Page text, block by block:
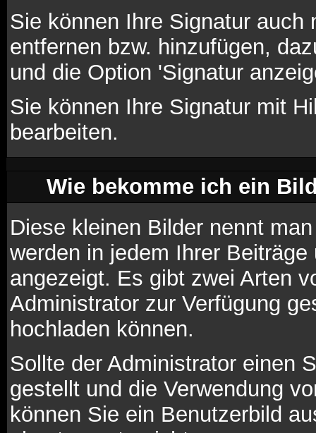
Sie können Ihre Signatur
entfernen bzw. hinzufügen,
und die Option 'Signatur
Sie können Ihre Signatur mit
bearbeiten.
Wie bekomme ich ein
Diese kleinen Bilder nennt
werden in jedem Ihrer
angezeigt. Es gibt zwei Arten
Administrator zur Verfügung
hochladen können.
Sollte der Administrator einen
gestellt und die Verwendung
können Sie ein Benutzerbild